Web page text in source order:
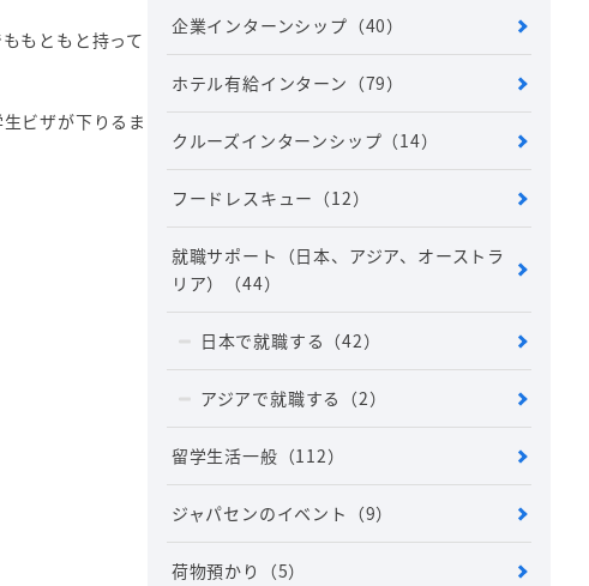
もともと持って
ビザが下りるま
企業インターンシップ （40）
ホテル有給インターン （79）
クルーズインターンシップ （14）
フードレスキュー （12）
就職サポート（日本、アジア、オーストラ
リア）
（44）
日本で就職する （42）
アジアで就職する （2）
留学生活一般 （112）
ジャパセンのイベント （9）
荷物預かり （5）